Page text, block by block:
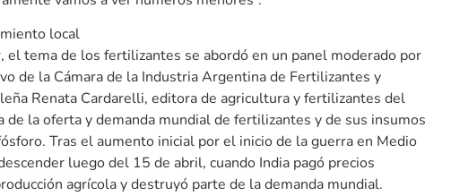
local
el tema de los fertilizantes se abordó en un panel moderado por
de la Cámara de la Industria Argentina de Fertilizantes y
Renata Cardarelli, editora de agricultura y fertilizantes del
de la oferta y demanda mundial de fertilizantes y de sus insumos
Tras el aumento inicial por el inicio de la guerra en Medio
luego del 15 de abril, cuando India pagó precios
agrícola y destruyó parte de la demanda mundial.